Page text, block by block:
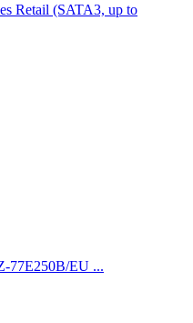
Retail (SATA3, up to
77E250B/EU ...